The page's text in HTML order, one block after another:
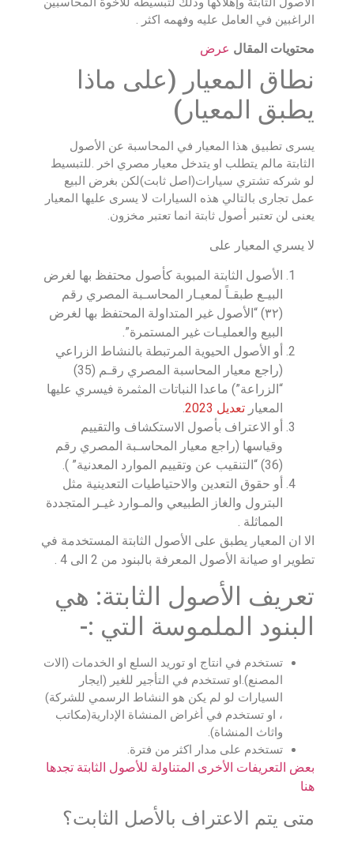
الراغبين في العامل عليه وفهمه اكثر .
محتويات المقال عرض
نطاق المعيار (على ماذا
يطبق المعيار)
يسرى تطبيق هذا المعيار في المحاسبة عن الأصول
الثابتة مالم يتطلب او يتدخل معيار مصري اخر .للتبسيط
لو شركه تشتري سيارات(اصل ثابت)لكن بغرض البيع
عمل تجارى بالتالي هذه السيارات لا يسرى عليها المعيار
يعنى لن تعتبر أصول ثابتة انما تعتبر مخزون.
لا يسري المعيار على
الأصول الثابتة المبوبة كأصول محتفظ بها لغرض
البيـع طبقـاً لمعيـار المحاسـبة المصري رقم
(٣٢) “الأصول غير المتداولة المحتفظ بها لغرض
البيع والعمليـات غير المستمرة”.
أو الأصول الحيوية المرتبطة بالنشاط الزراعي
(راجع معيار المحاسبة المصري رقـم (35)
“الزراعة”) ماعدا النباتات المثمرة فيسري عليها
المعيار تعديل 2023
.
أو الاعتراف بأصول الاستكشاف والتقييم
وقياسها (راجع معيار المحاسـبة المصري رقم
(36) “التنقيب عن وتقييم الموارد المعدنية” ).
أو حقوق التعدين والاحتياطيات التعدينية مثل
البترول والغاز الطبيعي والمـوارد غيـر المتجددة
المماثلة .
الا ان المعيار يطبق على الأصول الثابتة المستخدمة في
تطوير او صيانة الأصول المعرفة بالبنود من 2 الى 4 .
تعريف الأصول الثابتة: هي
البنود الملموسة التي :-
تستخدم في انتاج او توريد السلع او الخدمات (الات
المصنع).او تستخدم في التأجير للغير (ايجار
السيارات لو لم يكن هو النشاط الرسمي للشركة)
، او تستخدم في أغراض المنشاة الإدارية(مكاتب
واثاث المنشاة).
تستخدم على مدار اكثر من فترة.
بعض التعريفات الأخرى المتناولة للأصول الثابتة تجدها
هنا
متى يتم الاعتراف بالأصل الثابت؟